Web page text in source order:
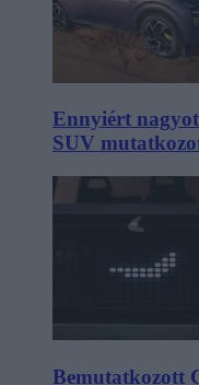
Ennyiért
SUV
Bemutatkozott